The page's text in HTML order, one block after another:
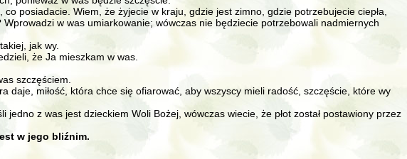
posiadacie. Wiem, że żyjecie w kraju, gdzie jest zimno, gdzie potrzebujecie ciepła,
w was umiarkowanie; wówczas nie będziecie potrzebowali nadmiernych
jak wy.
że Ja mieszkam w was.
szczęściem.
daje, miłość, która chce się ofiarować, aby wszyscy mieli radość, szczęście, które wy
z was jest dzieckiem Woli Bożej, wówczas wiecie, że płot został postawiony przez
w jego bliźnim.